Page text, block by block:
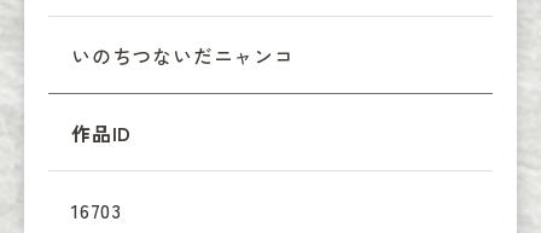
いのちつないだニャンコ
作品ID
16703